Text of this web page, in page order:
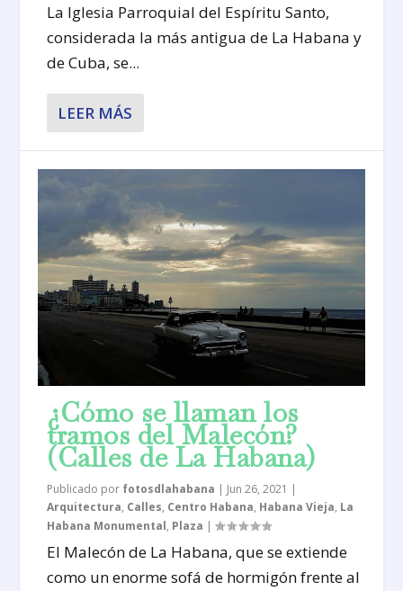
La Iglesia Parroquial del Espíritu Santo,
considerada la más antigua de La Habana y
de Cuba, se...
LEER MÁS
¿Cómo se llaman los
tramos del Malecón?
(Calles de La Habana)
Publicado por fotosdlahabana | Jun 26, 2021 |
Arquitectura, Calles, Centro Habana, Habana Vieja, La
Habana Monumental, Plaza |
El Malecón de La Habana, que se extiende
como un enorme sofá de hormigón frente al